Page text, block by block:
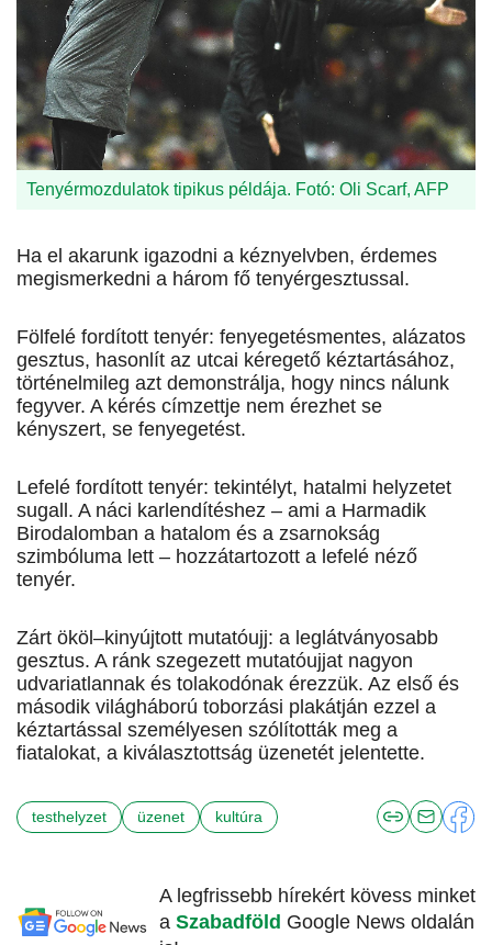
Tenyérmozdulatok tipikus példája. Fotó: Oli Scarf, AFP
Ha el akarunk igazodni a kéznyelvben, érdemes
megismerkedni a három fő tenyérgesztussal.
Fölfelé fordított tenyér: fenyegetésmentes, alázatos
gesztus, hasonlít az utcai kéregető kéztartásához,
történelmileg azt demonstrálja, hogy nincs nálunk
fegyver. A kérés címzettje nem érezhet se
kényszert, se fenyegetést.
Lefelé fordított tenyér: tekintélyt, hatalmi helyzetet
sugall. A náci karlendítéshez – ami a Harmadik
Birodalomban a hatalom és a zsarnokság
szimbóluma lett – hozzátartozott a lefelé néző
tenyér.
Zárt ököl–kinyújtott mutatóujj: a leglátványosabb
gesztus. A ránk szegezett mutatóujjat nagyon
udvariatlannak és tolakodónak érezzük. Az első és
második világháború toborzási plakátján ezzel a
kéztartással személyesen szólították meg a
fiatalokat, a kiválasztottság üzenetét jelentette.
testhelyzet üzenet kultúra
A legfrissebb hírekért kövess minket
a Szabadföld Google News oldalán